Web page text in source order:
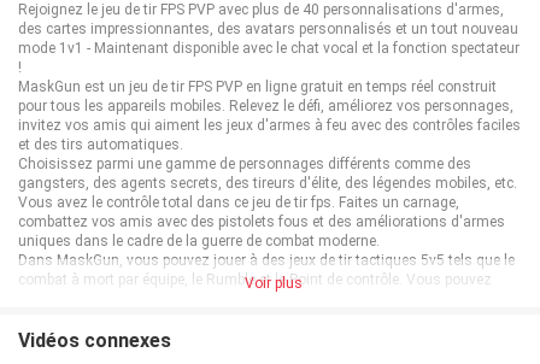
Rejoignez le jeu de tir FPS PVP avec plus de 40 personnalisations d'armes,
des cartes impressionnantes, des avatars personnalisés et un tout nouveau
mode 1v1 - Maintenant disponible avec le chat vocal et la fonction spectateur
!
MaskGun est un jeu de tir FPS PVP en ligne gratuit en temps réel construit
pour tous les appareils mobiles. Relevez le défi, améliorez vos personnages,
invitez vos amis qui aiment les jeux d'armes à feu avec des contrôles faciles
et des tirs automatiques.
Choisissez parmi une gamme de personnages différents comme des
gangsters, des agents secrets, des tireurs d'élite, des légendes mobiles, etc.
Vous avez le contrôle total dans ce jeu de tir fps. Faites un carnage,
combattez vos amis avec des pistolets fous et des améliorations d'armes
uniques dans le cadre de la guerre de combat moderne.
Dans MaskGun, vous pouvez jouer à des jeux de tir tactiques 5v5 tels que le
combat à mort par équipe, le Rumble et le Point de contrôle. Vous pouvez
Match à mort par Équipe: Invitez votre équipe et affrontez d'autres équipes
Voir plus
Vidéos connexes